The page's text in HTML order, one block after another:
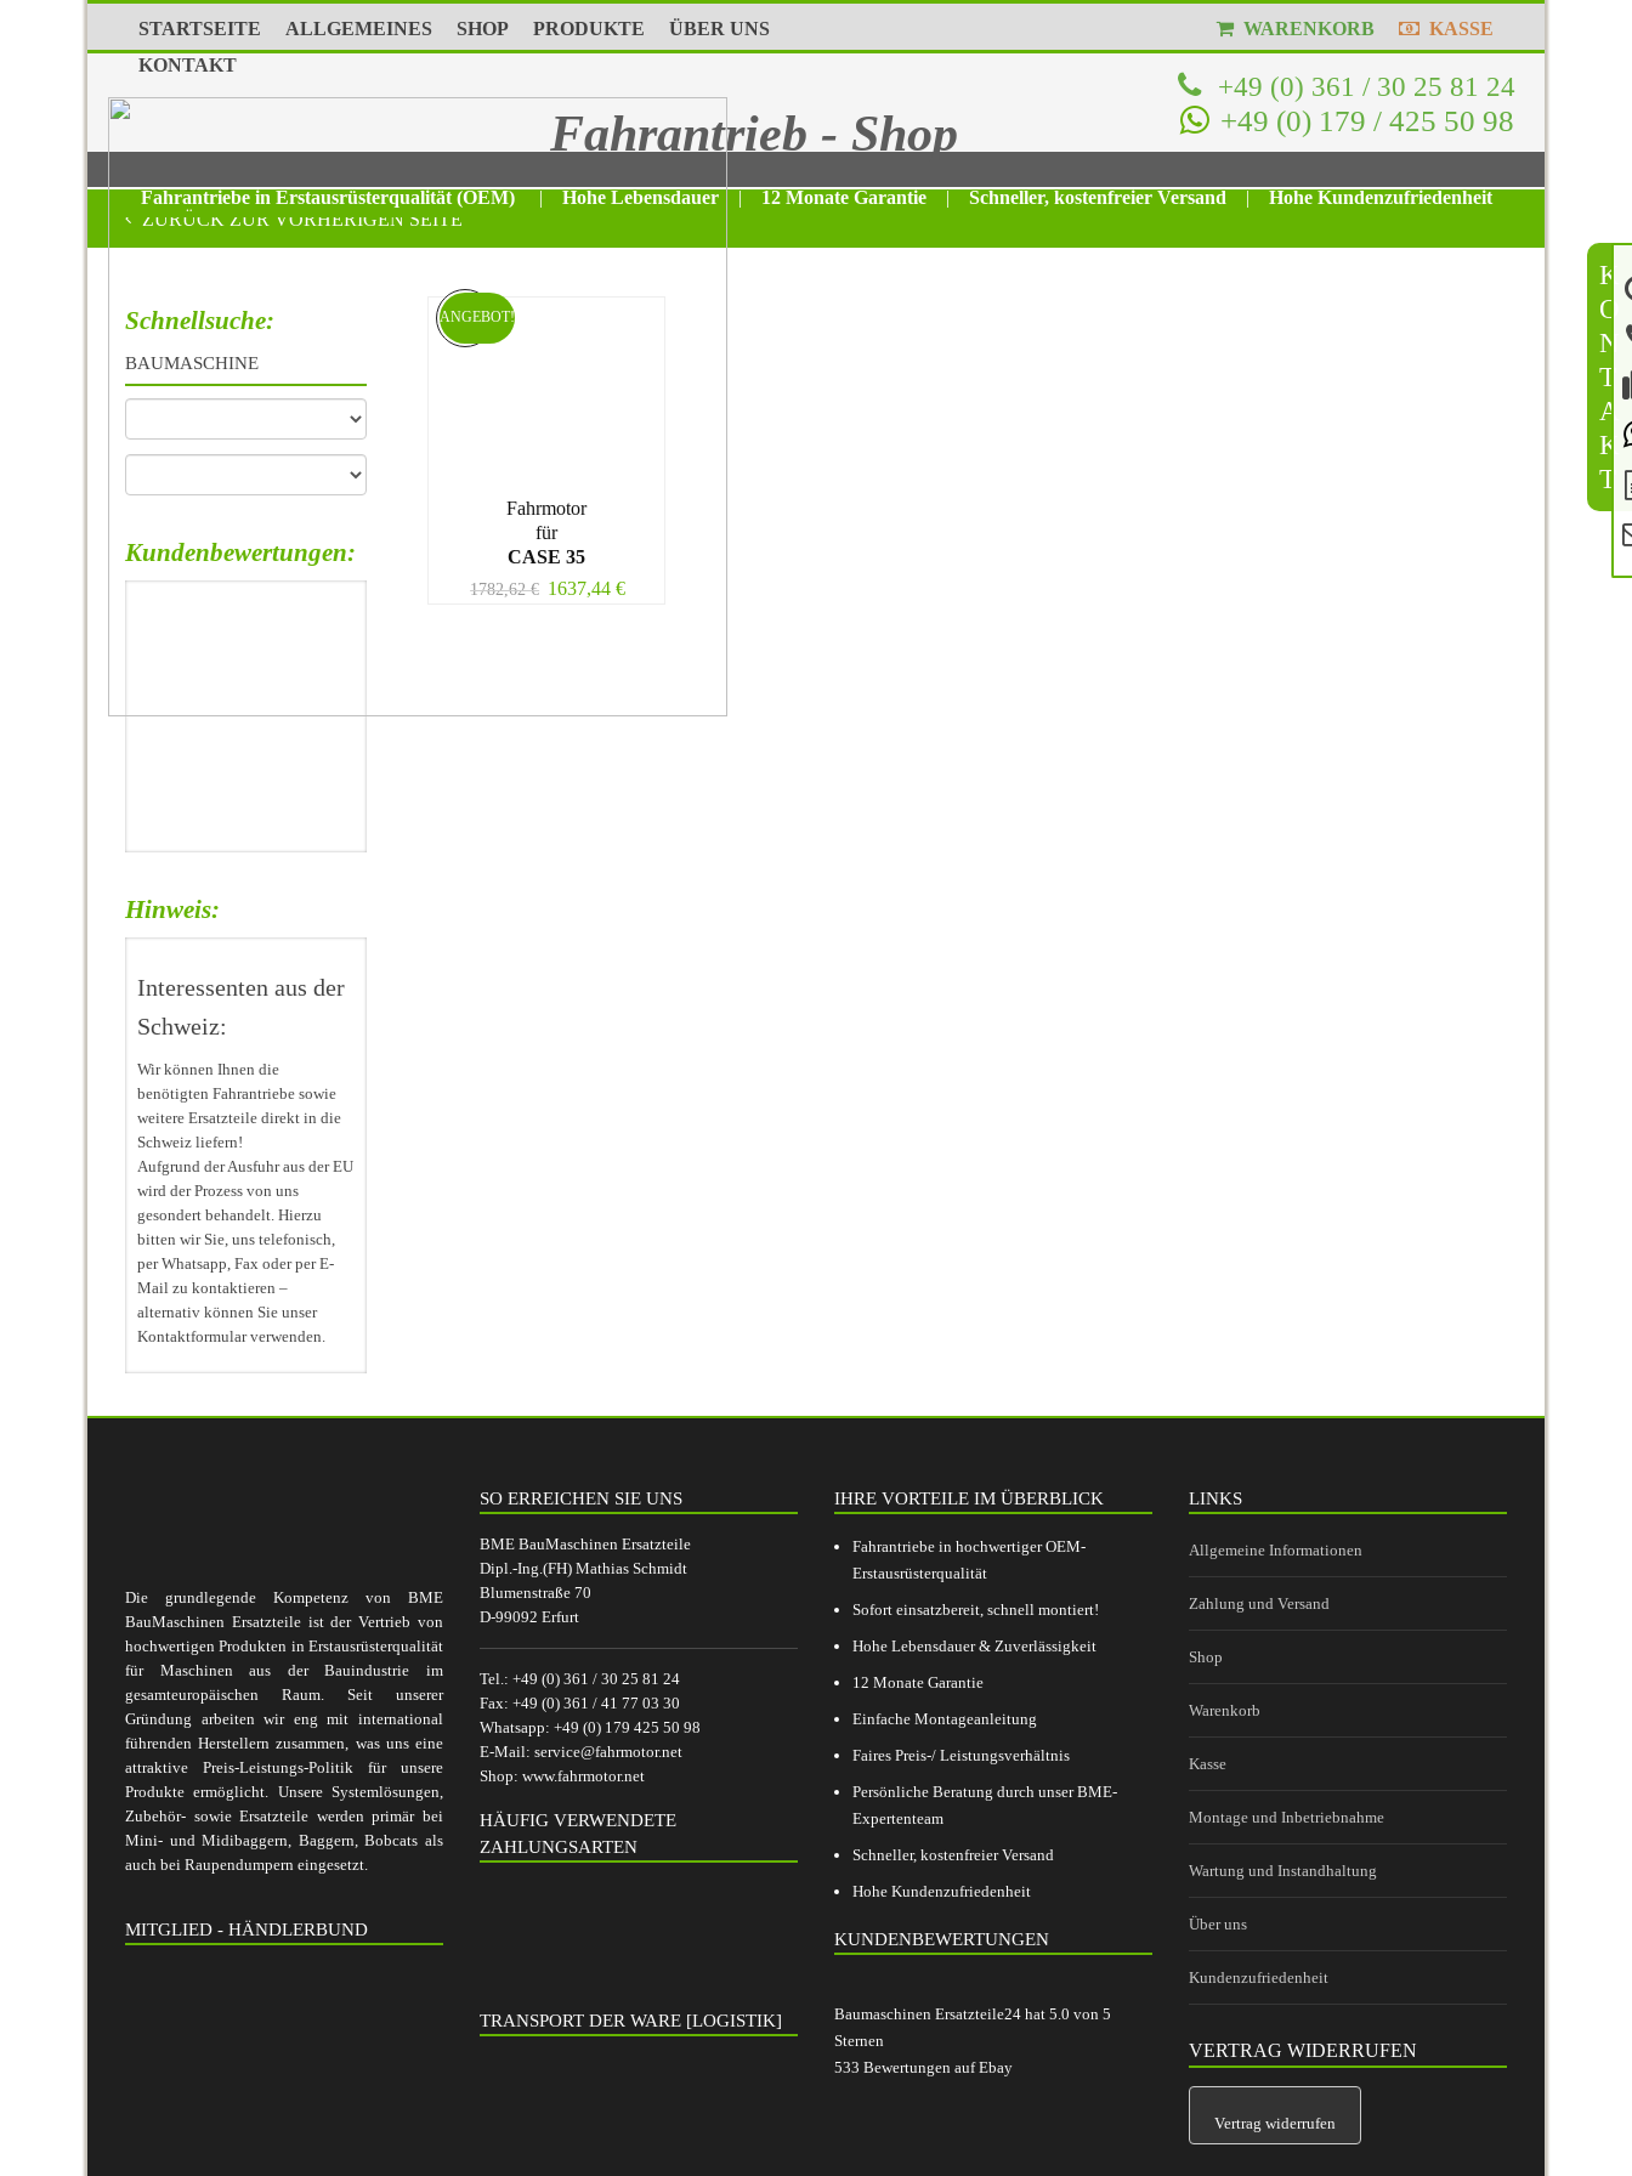
K
O
N
T
A
K
T
STARTSEITE ALLGEMEINES SHOP PRODUKTE
ÜBER UNS
KONTAKT
WARENKORB KASSE
+49 (0) 361 / 30 25 81 24
+49 (0) 179 / 425 50 98
Fahrantrieb - Shop
Fahrantriebe in Erstausrüsterqualität (OEM) | Hohe Lebensdauer | 12 Monate Garantie | Schneller, kostenfreier Versand |
Hohe Kundenzufriedenheit
ZURÜCK ZUR VORHERIGEN SEITE
Fahrmotor
für
CASE 35
1782,62€ 1637,44€
ANGEBOT!
Schnellsuche:
BAUMASCHINE
Kundenbewertungen:
Hinweis:
Interessenten aus der
Schweiz:
Wir können Ihnen die
benötigten Fahrantriebe sowie
weitere Ersatzteile direkt in die
Schweiz liefern!
Aufgrund der Ausfuhr aus der EU
wird der Prozess von uns
gesondert behandelt. Hierzu
bitten wir Sie, uns telefonisch,
per Whatsapp, Fax oder per E-
Mail zu kontaktieren –
alternativ können Sie unser
Kontaktformular verwenden.
Die grundlegende Kompetenz von BME
BauMaschinen Ersatzteile ist der Vertrieb von
hochwertigen Produkten in Erstausrüsterqualität
für Maschinen aus der Bauindustrie im
gesamteuropäischen Raum. Seit unserer
Gründung arbeiten wir eng mit international
führenden Herstellern zusammen, was uns eine
attraktive Preis-Leistungs-Politik für unsere
Produkte ermöglicht. Unsere Systemlösungen,
Zubehör- sowie Ersatzteile werden primär bei
Mini- und Midibaggern, Baggern, Bobcats als
auch bei Raupendumpern eingesetzt.
MITGLIED - HÄNDLERBUND
SO ERREICHEN SIE UNS
BME BauMaschinen Ersatzteile
Dipl.-Ing.(FH) Mathias Schmidt
Blumenstraße 70
D-99092 Erfurt
Tel.: +49 (0) 361 / 30 25 81 24
Fax: +49 (0) 361 / 41 77 03 30
Whatsapp: +49 (0) 179 425 50 98
E-Mail: service@fahrmotor.net
Shop: www.fahrmotor.net
HÄUFIG VERWENDETE
ZAHLUNGSARTEN
TRANSPORT DER WARE [LOGISTIK]
IHRE VORTEILE IM ÜBERBLICK
Fahrantriebe in hochwertiger OEM-
Erstausrüsterqualität
Sofort einsatzbereit, schnell montiert!
Hohe Lebensdauer & Zuverlässigkeit
12 Monate Garantie
Einfache Montageanleitung
Faires Preis-/ Leistungsverhältnis
Persönliche Beratung durch unser BME-
Expertenteam
Schneller, kostenfreier Versand
Hohe Kundenzufriedenheit
KUNDENBEWERTUNGEN
Baumaschinen Ersatzteile24 hat 5.0 von 5
Sternen
533 Bewertungen auf Ebay
LINKS
Allgemeine Informationen
Zahlung und Versand
Shop
Warenkorb
Kasse
Montage und Inbetriebnahme
Wartung und Instandhaltung
Über uns
Kundenzufriedenheit
VERTRAG WIDERRUFEN
Vertrag widerrufen